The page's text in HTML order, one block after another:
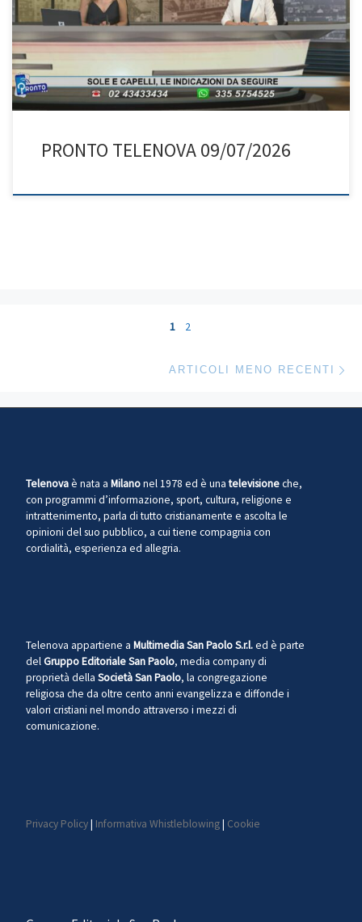
PRONTO TELENOVA 09/07/2026
Navigazione articoli
1 2
ARTICOLI MENO RECENTI
Telenovaè nata a Milanonel 1978 ed è unatelevisioneche,
con programmi d’informazione, sport, cultura, religione e
intrattenimento, parla di tutto cristianamente e ascolta le
opinioni del suo pubblico, a cui tiene compagnia con
cordialità, esperienza ed allegria.
Telenova appartiene a Multimedia San Paolo S.r.l.ed è parte
delGruppo Editoriale San Paolo, media company di
proprietà della Società San Paolo, la congregazione
religiosa che da oltre cento anni evangelizza e diffonde i
valori cristiani nel mondo attraverso i mezzi di
comunicazione.
Privacy Policy| Informativa Whistleblowing| Cookie